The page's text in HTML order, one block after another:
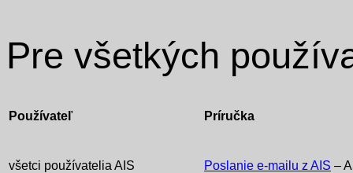
Pre všetkých
Používateľ Príručka
všetci používatelia AIS Poslanie e-mailu z AIS –